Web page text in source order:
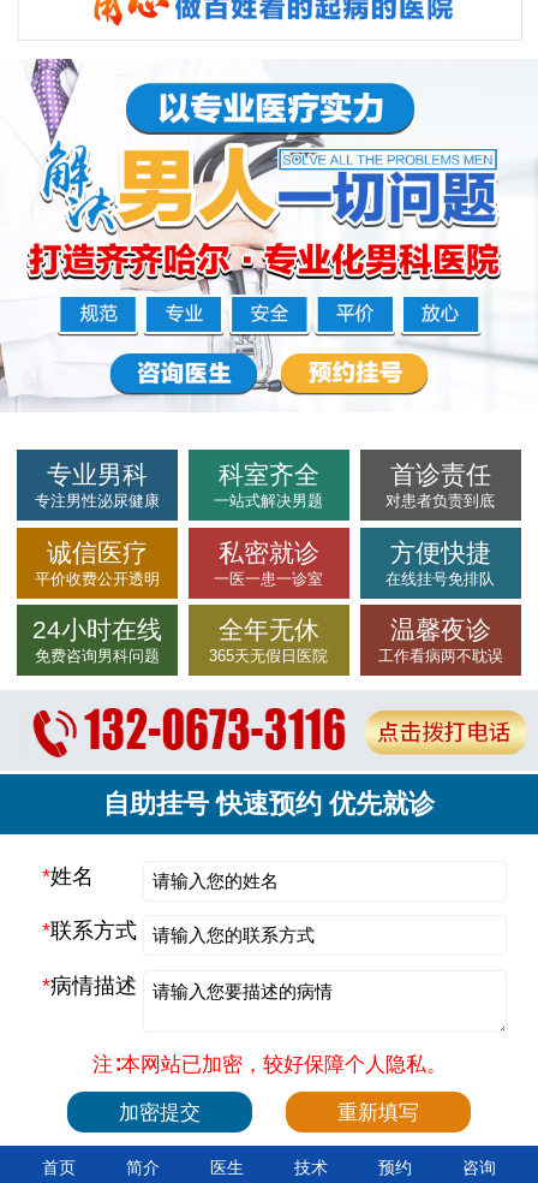
专业男科
专注男性泌尿健康
科室齐全
一站式解决男题
首诊责任
对患者负责到底
诚信医疗
平价收费公开透明
私密就诊
一医一患一诊室
方便快捷
在线挂号免排队
24小时在线
免费咨询男科问题
全年无休
365天无假日医院
温馨夜诊
工作看病两不耽误
自助挂号 快速预约 优先就诊
*姓名
*联系方式
*病情描述
注∶本网站已加密，较好保障个人隐私。
首页 简介 医生 技术 预约 咨询